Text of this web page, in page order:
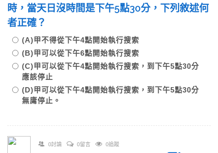
時，當天日沒時間是下午5點30分，下列敘述何
者正確？
(A)甲不得從下午4點開始執行搜索
(B)甲可以從下午6點開始執行搜索
(C)甲可以從下午4點開始執行搜索，到下午5點30分
應該停止
(D)甲可以從下午4點開始執行搜索，到下午5點30分
無庸停止。
0討論 0留言 0追蹤